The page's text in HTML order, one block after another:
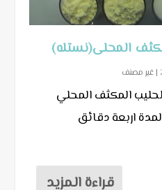
المحلى(نستله)
|غير مصنف
المكثف المحلي
اربعة دقائق
قراءة المزيد